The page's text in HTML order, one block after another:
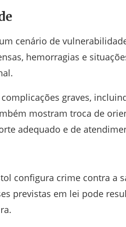
cenário de
hemorragias e
graves,
mostram troca de
adequado e de
configura crime contra a
previstas em lei pode